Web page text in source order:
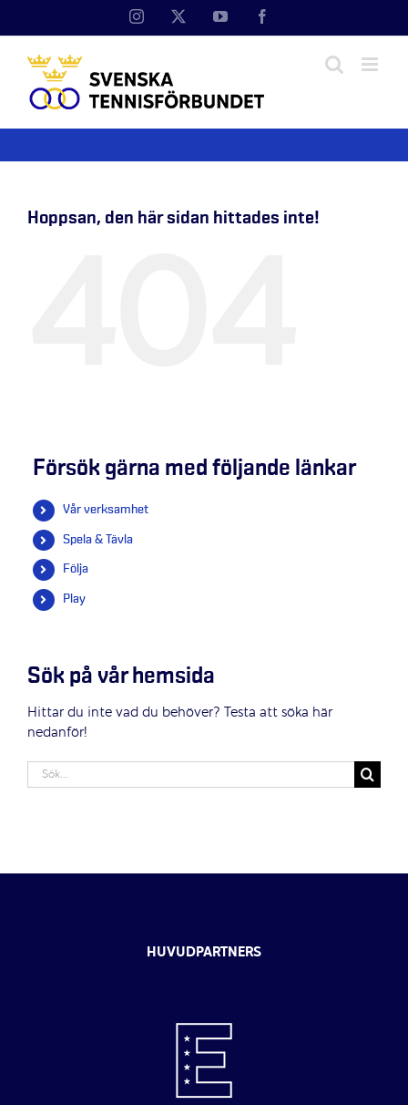
Instagram YouTube
Hoppsan, den här sidan hittades inte!
Försök gärna med följande länkar
Vår verksamhet
Spela & Tävla
Följa
Play
Sök på vår hemsida
Hittar du inte vad du behöver? Testa att söka här
nedanför!
Sök
efter:
HUVUDPARTNERS